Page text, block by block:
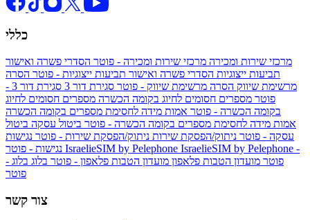
כללי
מרכזי שירות ומכירה מרכזי שירות ומכירה - פוטר הסדרי פשרה ואישור
תביעות ייצוגיות הסדרי פשרה ואישור תביעות ייצוגיות - פוטר הסרה
מרשימת שיווק הסרה מרשימת שיווק - פוטר סגירת דור 3
סגירת דור 3 -
פוטר מספרים חסומים לחיוג בקומה הכשרה מספרים חסומים לחיוג
בקומה הכשרה - פוטר אמות מידה לחסימת מספרים בקומה הכשרה
אמות מידה לחסימת מספרים בקומה הכשרה - פוטר ביטול עסקה ביטול
עסקה - פוטר ניתוק/הפסקת שירות ניתוק/הפסקת שירות - פוטר נגישות
IsraelieSIM by Pelephone IsraelieSIM by Pelephone -
פוטר מועדון הטבות פלאפון מועדון הטבות פלאפון - פוטר בלוג בלוג -
פוטר
צור קשר